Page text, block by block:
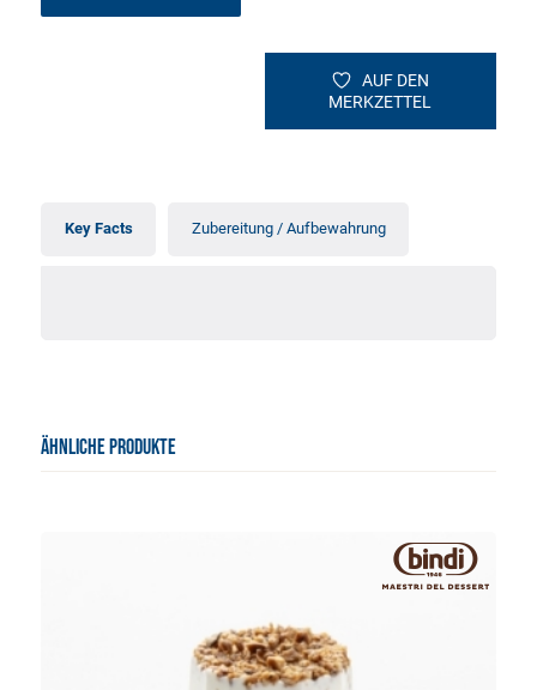
AUF DEN
MERKZETTEL
Key Facts Zubereitung / Aufbewahrung
ÄHNLICHE PRODUKTE